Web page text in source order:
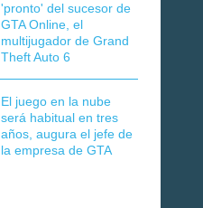
'pronto' del sucesor de
GTA Online, el
multijugador de Grand
Theft Auto 6
El juego en la nube
será habitual en tres
años, augura el jefe de
la empresa de GTA